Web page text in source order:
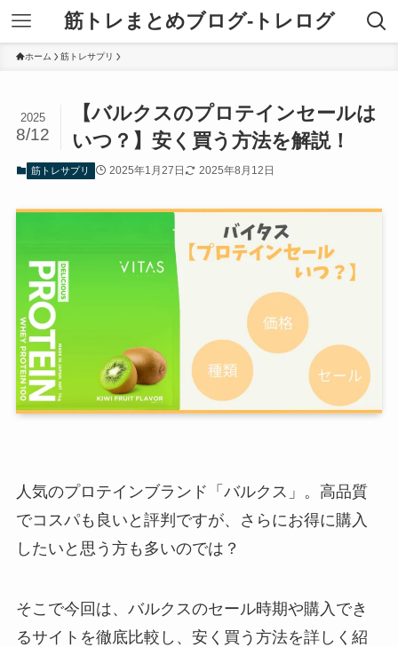
筋トレまとめブログ-トレログ
ホーム 筋トレサプリ
【バルクスのプロテインセールは
いつ？】安く買う方法を解説！
2025
8/12
筋トレサプリ 2025年1月27日 2025年8月12日
人気のプロテインブランド「バルクス」。高品質
でコスパも良いと評判ですが、さらにお得に購入
したいと思う方も多いのでは？
そこで今回は、バルクスのセール時期や購入でき
るサイトを徹底比較し、安く買う方法を詳しく紹